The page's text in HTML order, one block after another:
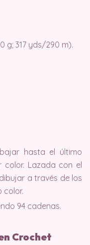
g; 317 yds/290 m).
hasta el último
Lazada con el
a través de los
color.
94 cadenas.
Crochet